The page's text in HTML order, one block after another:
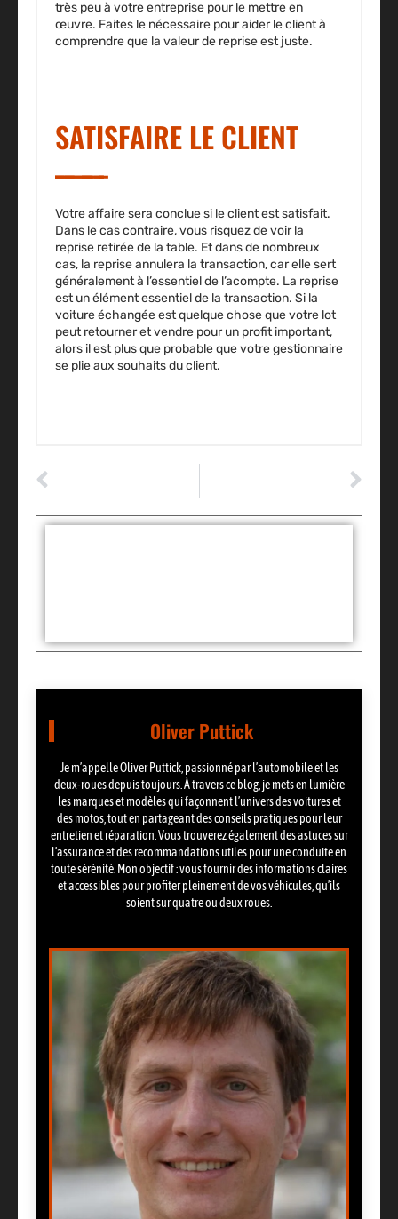
très peu à votre entreprise pour le mettre en
œuvre. Faites le nécessaire pour aider le client à
comprendre que la valeur de reprise est juste.
SATISFAIRE LE CLIENT
Votre affaire sera conclue si le client est satisfait.
Dans le cas contraire, vous risquez de voir la
reprise retirée de la table. Et dans de nombreux
cas, la reprise annulera la transaction, car elle sert
généralement à l’essentiel de l’acompte. La reprise
est un élément essentiel de la transaction. Si la
voiture échangée est quelque chose que votre lot
peut retourner et vendre pour un profit important,
alors il est plus que probable que votre gestionnaire
se plie aux souhaits du client.
Oliver Puttick
Je m’appelle Oliver Puttick, passionné par l’automobile et les
deux-roues depuis toujours. À travers ce blog, je mets en lumière
les marques et modèles qui façonnent l’univers des voitures et
des motos, tout en partageant des conseils pratiques pour leur
entretien et réparation. Vous trouverez également des astuces sur
l’assurance et des recommandations utiles pour une conduite en
toute sérénité. Mon objectif : vous fournir des informations claires
et accessibles pour profiter pleinement de vos véhicules, qu’ils
soient sur quatre ou deux roues.